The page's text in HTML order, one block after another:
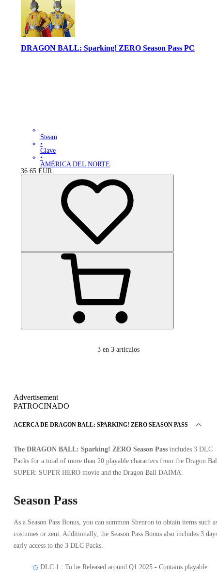
DRAGON BALL: Sparking! ZERO Season Pass PC
Steam
•
Clave
•
AMÉRICA DEL NORTE
36.65 EUR
3 en 3 artículos
Advertisement
PATROCINADO
ACERCA DE DRAGON BALL: SPARKING! ZERO SEASON PASS
The DRAGON BALL: Sparking! ZERO Season Pass includes 3 DLC
Packs for a total of more than 20 playable characters from the Dragon
SUPER: SUPER HERO movie and the Dragon Ball DAIMA.
Season Pass
As a Season Pass Bonus, you can summon Shenron to obtain items such
costumes or zeni. Additionally, the Season Pass Bonus also includes 3
early access to the 3 DLC Packs.
DLC 1 : To be Released around Q1 2025 - Contains playable